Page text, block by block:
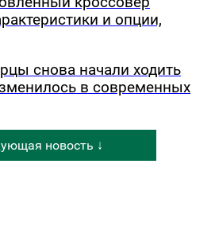
и опции,
снова начали ходить
в современных
новость ↓